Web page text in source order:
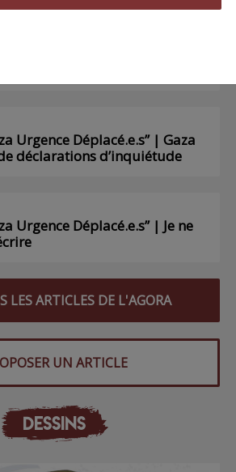
Urgence Déplacé.e.s” | Gaza
déclarations d’inquiétude
Urgence Déplacé.e.s” | Je ne
LES ARTICLES DE L'AGORA
UN ARTICLE
DESSINS